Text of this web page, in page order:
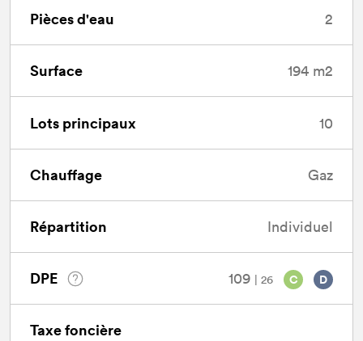
Pièces d'eau 2
Surface 194 m2
Lots principaux 10
Chauffage Gaz
Répartition Individuel
DPE 109 | 26 C D
Taxe foncière